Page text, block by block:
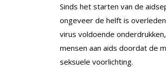
Sinds het starten van de
ongeveer de helft is
virus voldoende
mensen aan aids doordat de
seksuele voorlichting.